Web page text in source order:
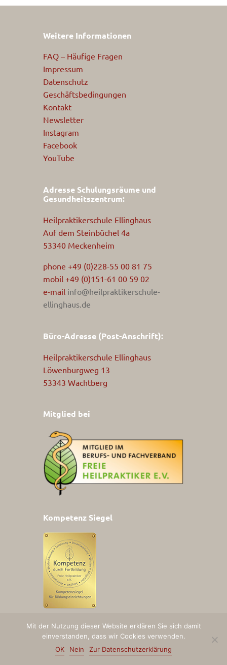
Weitere Informationen
FAQ – Häufige Fragen
Impressum
Datenschutz
Geschäftsbedingungen
Kontakt
Newsletter
Instagram
Facebook
YouTube
Adresse Schulungsräume und
Gesundheitszentrum:
Heilpraktikerschule Ellinghaus
Auf dem Steinbüchel 4a
53340 Meckenheim
phone +49 (0)228-55 00 81 75
mobil +49 (0)151-61 00 59 02
e-mail info@heilpraktikerschule-
ellinghaus.de
Büro-Adresse (Post-Anschrift):
Heilpraktikerschule Ellinghaus
Löwenburgweg 13
53343 Wachtberg
Mitglied bei
Kompetenz Siegel
© Heilpraktikerschule Ellinghaus 2026
Mit der Nutzung dieser Website erklären Sie sich damit
einverstanden, dass wir Cookies verwenden.
OK
Nein Zur Datenschutzerklärung